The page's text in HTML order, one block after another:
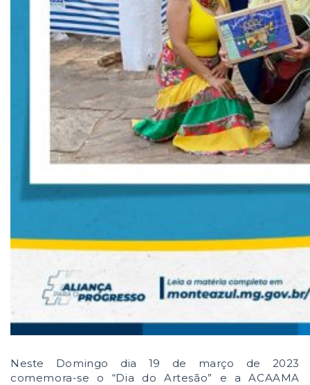
Neste Domingo dia 19 de março de 2023
comemora-se o “Dia do Artesão” e a ACAAMA